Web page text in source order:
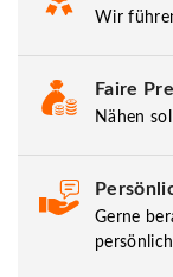
Wir
Faire
Nähen
Gerne